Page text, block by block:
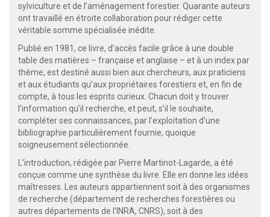
sylviculture et de l’aménagement forestier. Quarante auteurs
ont travaillé en étroite collaboration pour rédiger cette
véritable somme spécialisée inédite.
Publié en 1981, ce livre, d’accès facile grâce à une double
table des matières – française et anglaise – et à un index par
thème, est destiné aussi bien aux chercheurs, aux praticiens
et aux étudiants qu’aux propriétaires forestiers et, en fin de
compte, à tous les esprits curieux. Chacun doit y trouver
l’information qu’il recherche, et peut, s’il le souhaite,
compléter ses connaissances, par l’exploitation d’une
bibliographie particulièrement fournie, quoique
soigneusement sélectionnée.
L’introduction, rédigée par Pierre Martinot-Lagarde, a été
conçue comme une synthèse du livre. Elle en donne les idées
maîtresses. Les auteurs appartiennent soit à des organismes
de recherche (département de recherches forestières ou
autres départements de l’INRA, CNRS), soit à des